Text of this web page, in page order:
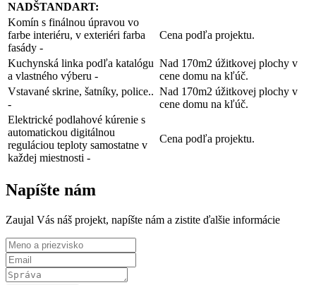
NADŠTANDART:
Komín s finálnou úpravou vo
farbe interiéru, v exteriéri farba
fasády -
Cena podľa projektu.
Kuchynská linka podľa katalógu
a vlastného výberu -
Nad 170m2 úžitkovej plochy v
cene domu na kľúč.
Vstavané skrine, šatníky, police..
-
Nad 170m2 úžitkovej plochy v
cene domu na kľúč.
Elektrické podlahové kúrenie s
automatickou digitálnou
reguláciou teploty samostatne v
každej miestnosti -
Cena podľa projektu.
Napíšte nám
Zaujal Vás náš projekt, napíšte nám a zistite ďalšie informácie